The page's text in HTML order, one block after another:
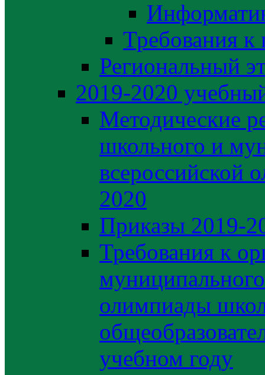
Требования
Региональный
2019-2020
Методические
школьного и
всероссийской
2020
Приказы 2019-
Требования к
олимпиады
учебном году